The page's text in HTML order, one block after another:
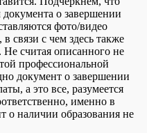
документа о завершении
фото/видео
в связи с чем здесь также
Не считая описанного не
профессиональной
документ о завершении
а это все, разумеется
именно в
о наличии образования не